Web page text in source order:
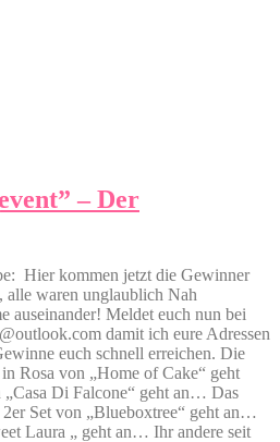
– Der
Hier kommen jetzt die Gewinner
alle waren unglaublich Nah
auseinander! Meldet euch nun bei
damit ich eure Adressen
euch schnell erreichen. Die
Rosa von „Home of Cake“ geht
Di Falcone“ geht an… Das
Set von „Blueboxtree“ geht an…
Laura „ geht an… Ihr andere seit